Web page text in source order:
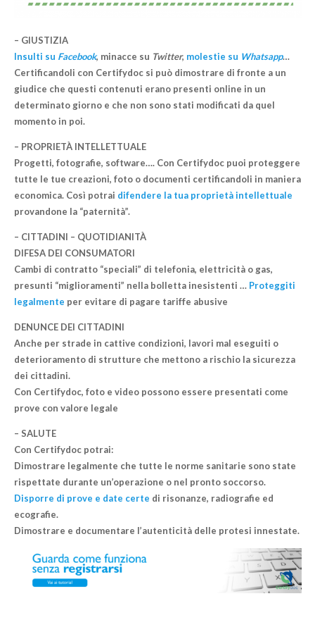
– GIUSTIZIA
Insulti su Facebook, minacce su Twitter, molestie su Whatsapp…
Certificandoli con Certifydoc si può dimostrare di fronte a un
giudice che questi contenuti erano presenti online in un
determinato giorno e che non sono stati modificati da quel
momento in poi.
– PROPRIETÀ INTELLETTUALE
Progetti, fotografie, software…. Con Certifydoc puoi proteggere
tutte le tue creazioni, foto o documenti certificandoli in maniera
economica. Così potrai difendere la tua proprietà intellettuale
provandone la “paternità”.
– CITTADINI – QUOTIDIANITÀ
DIFESA DEI CONSUMATORI
Cambi di contratto “speciali” di telefonia, elettricità o gas,
presunti “miglioramenti” nella bolletta inesistenti … Proteggiti
legalmente per evitare di pagare tariffe abusive
DENUNCE DEI CITTADINI
Anche per strade in cattive condizioni, lavori mal eseguiti o
deterioramento di strutture che mettono a rischio la sicurezza
dei cittadini.
Con Certifydoc, foto e video possono essere presentati come
prove con valore legale
– SALUTE
Con Certifydoc potrai:
Dimostrare legalmente che tutte le norme sanitarie sono state
rispettate durante un’operazione o nel pronto soccorso.
Disporre di prove e date certe di risonanze, radiografie ed
ecografie.
Dimostrare e documentare l’autenticità delle protesi innestate.